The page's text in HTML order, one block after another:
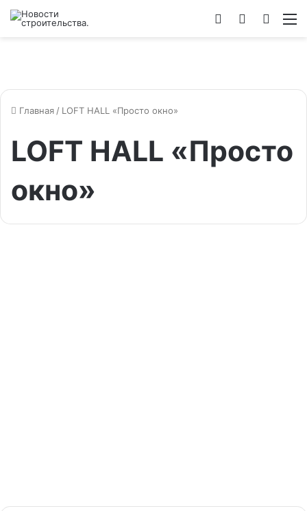
Switch
Войти
Главная / LOFT HALL «Просто окно»
LOFT HALL «Просто
окно»